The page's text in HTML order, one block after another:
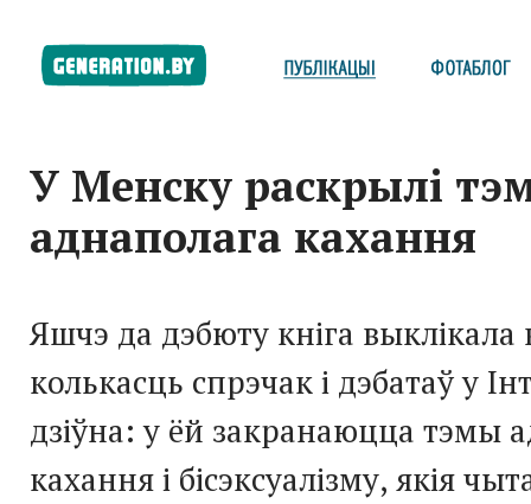
У Менску раскрылі
аднаполага кахання
Яшчэ да дэбюту кніга выклікала
колькасць спрэчак і дэбатаў у
дзіўна: у ёй закранаюцца тэмы
кахання і бісэксуалізму, якія